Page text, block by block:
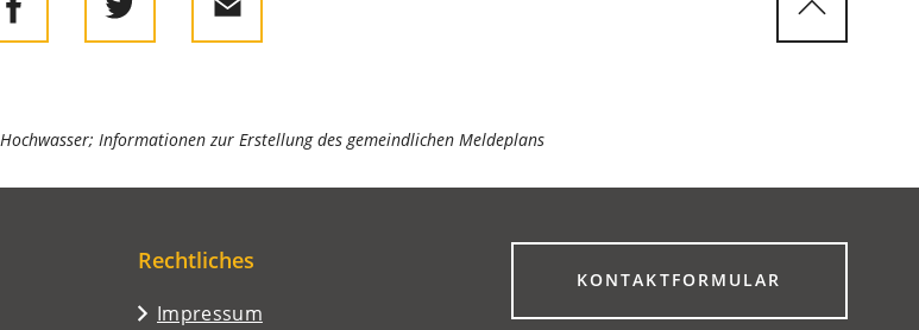
Hochwasser; Informationen zur Erstellung des gemeindlichen Meldeplans
Rechtliches
Impressum
KONTAKTFORMULAR
(ÖFFNET